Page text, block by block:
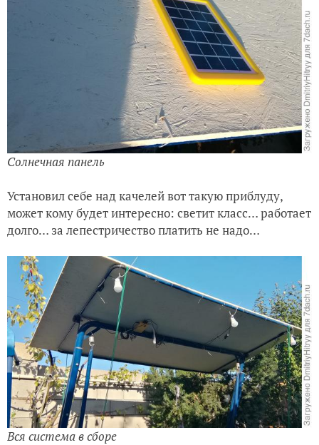
Солнечная панель
Установил себе над качелей вот такую приблуду,
может кому будет интересно: светит класс… работает
долго… за лепестричество платить не надо…
Вся система в сборе